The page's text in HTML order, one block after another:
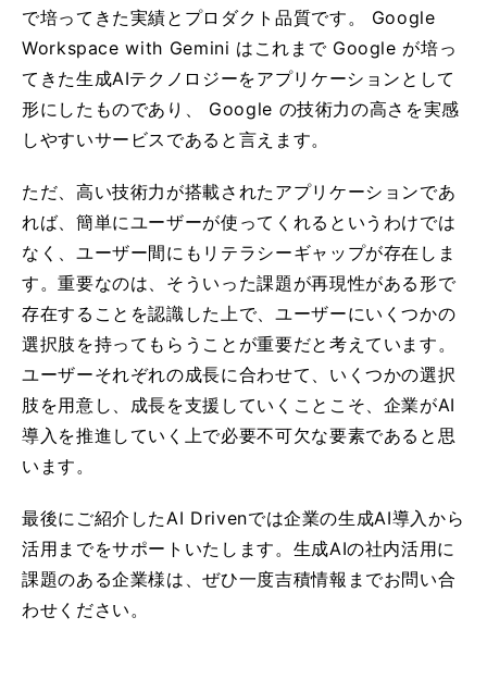
で培ってきた実績とプロダクト品質です。 Google
Workspace with Gemini はこれまで Google が培っ
てきた生成AIテクノロジーをアプリケーションとして
形にしたものであり、 Google の技術力の高さを実感
しやすいサービスであると言えます。
ただ、高い技術力が搭載されたアプリケーションであ
れば、簡単にユーザーが使ってくれるというわけでは
なく、ユーザー間にもリテラシーギャップが存在しま
す。重要なのは、そういった課題が再現性がある形で
存在することを認識した上で、ユーザーにいくつかの
選択肢を持ってもらうことが重要だと考えています。
ユーザーそれぞれの成長に合わせて、いくつかの選択
肢を用意し、成長を支援していくことこそ、企業がAI
導入を推進していく上で必要不可欠な要素であると思
います。
最後にご紹介したAI Drivenでは企業の生成AI導入から
活用までをサポートいたします。生成AIの社内活用に
課題のある企業様は、ぜひ一度吉積情報までお問い合
わせください。